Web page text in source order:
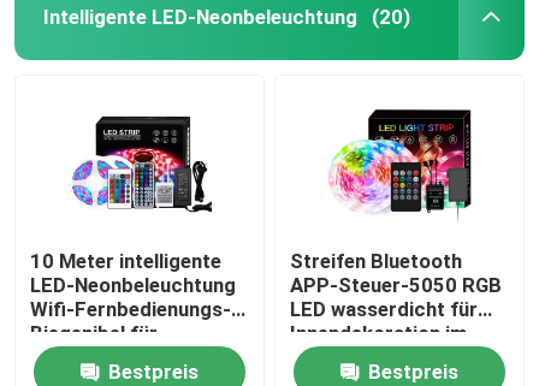
Intelligente LED-Neonbeleuchtung (20)
10 Meter intelligente
LED-Neonbeleuchtung
Wifi-Fernbedienungs-
Biegenibel für
Inneneinrichtung
Bestpreis
Streifen Bluetooth
APP-Steuer-5050 RGB
LED wasserdicht für
Innendekoration im
Freien
Bestpreis